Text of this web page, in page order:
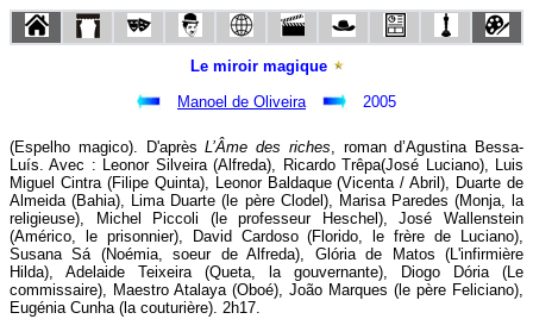
Le miroir magique
Manoel de Oliveira
2005
(Espelho magico). D'aprèsL’Âme des riches, roman d’Agustina Bessa-
Luís. Avec : Leonor Silveira (Alfreda), Ricardo Trêpa(José Luciano), Luis
Miguel Cintra (Filipe Quinta), Leonor Baldaque (Vicenta / Abril), Duarte de
Almeida (Bahia), Lima Duarte (le père Clodel), Marisa Paredes (Monja, la
religieuse), Michel Piccoli (le professeur Heschel), José Wallenstein
(Américo, le prisonnier), David Cardoso (Florido, le frère de Luciano),
Susana Sá (Noémia, soeur de Alfreda), Glória de Matos (L'infirmière
Hilda), Adelaide Teixeira (Queta, la gouvernante), Diogo Dória (Le
commissaire), Maestro Atalaya (Oboé), João Marques (le père Feliciano),
Eugénia Cunha (la couturière). 2h17.